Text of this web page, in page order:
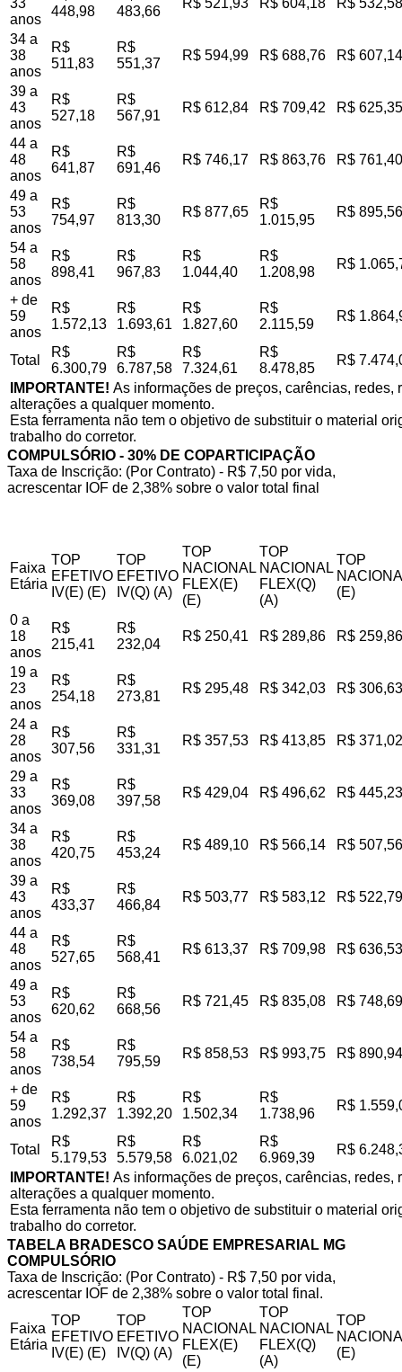
33
anos
448,98
483,66
R$ 521,93 R$ 604,18 R$ 532,58
34 a
38
anos
R$
511,83
R$
551,37
R$ 594,99 R$ 688,76 R$ 607,14
39 a
43
anos
R$
527,18
R$
567,91
R$ 612,84 R$ 709,42 R$ 625,35
44 a
48
anos
R$
641,87
R$
691,46
R$ 746,17 R$ 863,76 R$ 761,40
49 a
53
anos
R$
754,97
R$
813,30
R$ 877,65
R$
1.015,95
R$ 895,56
54 a
58
anos
R$
898,41
R$
967,83
R$
1.044,40
R$
1.208,98
R$
+ de
59
anos
R$
1.572,13
R$
1.693,61
R$
1.827,60
R$
2.115,59
R$
Total
R$
6.300,79
R$
6.787,58
R$
7.324,61
R$
8.478,85
R$
IMPORTANTE! As informações de preços, carências,
alterações a qualquer momento.
Esta ferramenta não tem o objetivo de substituir o material
trabalho do corretor.
COMPULSÓRIO - 30% DE COPARTICIPAÇÃO
Taxa de Inscrição: (Por Contrato) - R$ 7,50 por vida,
acrescentar IOF de 2,38% sobre o valor total final
Faixa
Etária
TOP
EFETIVO
IV(E) (E)
TOP
EFETIVO
IV(Q) (A)
TOP
NACIONAL
FLEX(E)
(E)
TOP
NACIONAL
FLEX(Q)
(A)
TOP
(E)
0 a
18
anos
R$
215,41
R$
232,04
R$ 250,41 R$ 289,86 R$ 259,86
19 a
23
anos
R$
254,18
R$
273,81
R$ 295,48 R$ 342,03 R$ 306,63
24 a
28
anos
R$
307,56
R$
331,31
R$ 357,53 R$ 413,85 R$ 371,02
29 a
33
anos
R$
369,08
R$
397,58
R$ 429,04 R$ 496,62 R$ 445,23
34 a
38
anos
R$
420,75
R$
453,24
R$ 489,10 R$ 566,14 R$ 507,56
39 a
43
anos
R$
433,37
R$
466,84
R$ 503,77 R$ 583,12 R$ 522,79
44 a
48
anos
R$
527,65
R$
568,41
R$ 613,37 R$ 709,98 R$ 636,53
49 a
53
anos
R$
620,62
R$
668,56
R$ 721,45 R$ 835,08 R$ 748,69
54 a
58
anos
R$
738,54
R$
795,59
R$ 858,53 R$ 993,75 R$ 890,94
+ de
59
anos
R$
1.292,37
R$
1.392,20
R$
1.502,34
R$
1.738,96
R$
Total
R$
5.179,53
R$
5.579,58
R$
6.021,02
R$
6.969,39
R$
IMPORTANTE! As informações de preços, carências,
alterações a qualquer momento.
Esta ferramenta não tem o objetivo de substituir o material
trabalho do corretor.
TABELA BRADESCO SAÚDE EMPRESARIAL MG
COMPULSÓRIO
Taxa de Inscrição: (Por Contrato) - R$ 7,50 por vida,
acrescentar IOF de 2,38% sobre o valor total final.
Faixa
Etária
TOP
EFETIVO
IV(E) (E)
TOP
EFETIVO
IV(Q) (A)
TOP
NACIONAL
FLEX(E)
(E)
TOP
NACIONAL
FLEX(Q)
(A)
TOP
(E)